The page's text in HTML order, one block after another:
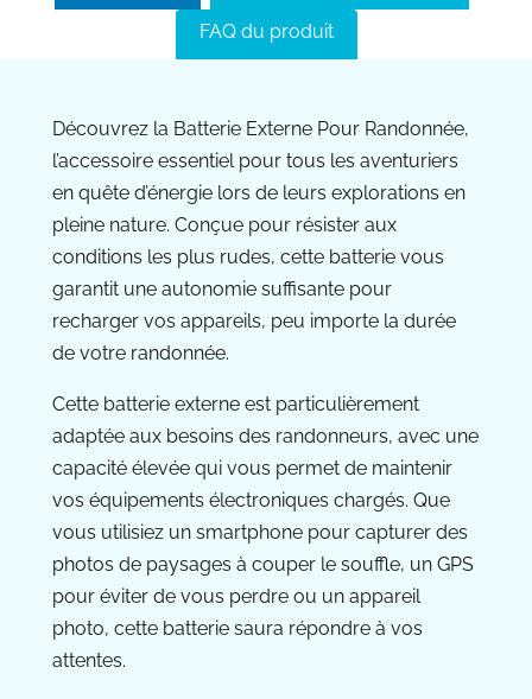
FAQ du produit
Découvrez la Batterie Externe Pour Randonnée,
l’accessoire essentiel pour tous les aventuriers
en quête d’énergie lors de leurs explorations en
pleine nature. Conçue pour résister aux
conditions les plus rudes, cette batterie vous
garantit une autonomie suffisante pour
recharger vos appareils, peu importe la durée
de votre randonnée.
Cette batterie externe est particulièrement
adaptée aux besoins des randonneurs, avec une
capacité élevée qui vous permet de maintenir
vos équipements électroniques chargés. Que
vous utilisiez un smartphone pour capturer des
photos de paysages à couper le souffle, un GPS
pour éviter de vous perdre ou un appareil
photo, cette batterie saura répondre à vos
attentes.